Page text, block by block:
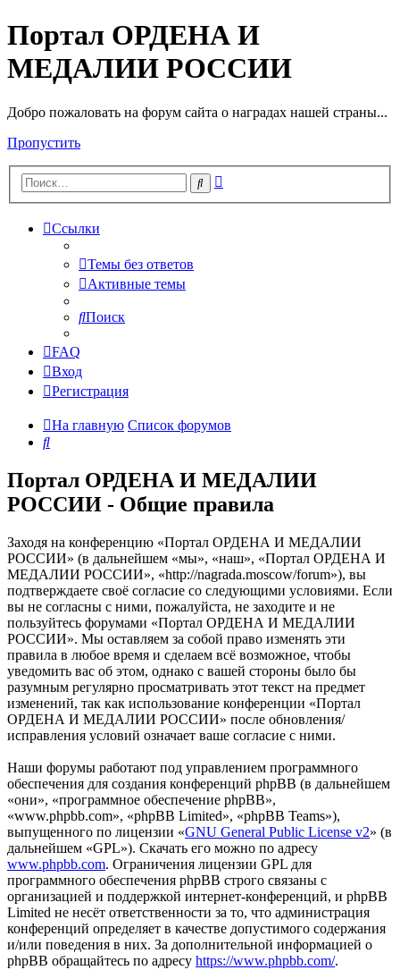
Портал ОРДЕНА И
МЕДАЛИИ РОССИИ
Добро пожаловать на форум сайта о наградах нашей страны...
Пропустить
Поиск
Ссылки
Темы без ответов
Активные темы
Поиск
FAQ
Вход
Регистрация
На главную Список форумов
Поиск
Портал ОРДЕНА И МЕДАЛИИ
РОССИИ - Общие правила
Заходя на конференцию «Портал ОРДЕНА И МЕДАЛИИ
РОССИИ» (в дальнейшем «мы», «наш», «Портал ОРДЕНА И
МЕДАЛИИ РОССИИ», «http://nagrada.moscow/forum»), вы
подтверждаете своё согласие со следующими условиями. Если
вы не согласны с ними, пожалуйста, не заходите и не
пользуйтесь форумами «Портал ОРДЕНА И МЕДАЛИИ
РОССИИ». Мы оставляем за собой право изменять эти
правила в любое время и сделаем всё возможное, чтобы
уведомить вас об этом, однако с вашей стороны было бы
разумным регулярно просматривать этот текст на предмет
изменений, так как использование конференции «Портал
ОРДЕНА И МЕДАЛИИ РОССИИ» после обновления/
исправления условий означает ваше согласие с ними.
Наши форумы работают под управлением программного
обеспечения для создания конференций phpBB (в дальнейшем
«они», «программное обеспечение phpBB»,
«www.phpbb.com», «phpBB Limited», «phpBB Teams»),
выпущенного по лицензии «GNU General Public License v2» (в
дальнейшем «GPL»). Скачать его можно по адресу
www.phpbb.com. Ограничения лицензии GPL для
программного обеспечения phpBB строго связаны с
организацией и поддержкой интернет-конференций, и phpBB
Limited не несёт ответственности за то, что администрация
конференций определяет в качестве допустимого содержания
и/или поведения в них. За дополнительной информацией о
phpBB обращайтесь по адресу https://www.phpbb.com/.